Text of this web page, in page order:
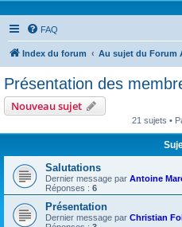
FAQ
Index du forum Au sujet du Forum
Présentation des
Nouveau sujet
21 sujets •
Salutations
Dernier message par Antoine
Réponses : 6
Présentation
Dernier message par Christian